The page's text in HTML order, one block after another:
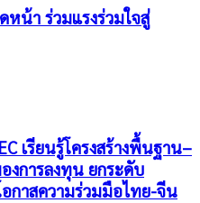
น้า ร่วมแรงร่วมใจสู่
เรียนรู้โครงสร้างพื้นฐาน–
งการลงทุน ยกระดับ
กาสความร่วมมือไทย-จีน